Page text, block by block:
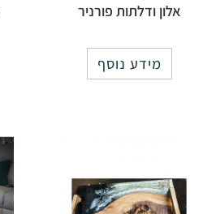
אלון ודלתות פורניר
מידע נוסף